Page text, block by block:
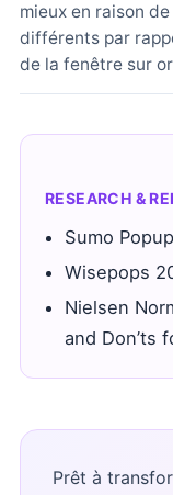
mieux en raison
différents par
de la fenêtre sur
RESEARCH &
Sumo
Wisepops
Nielsen
and Don’ts
Prêt à